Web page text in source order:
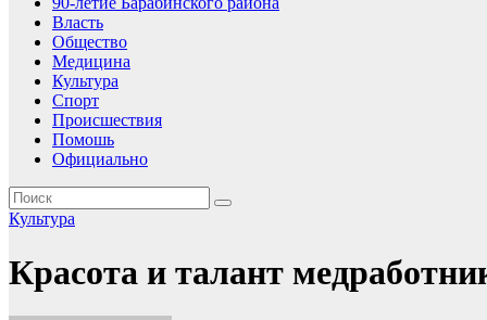
Власть
Общество
Медицина
Культура
Спорт
Происшествия
Помошь
Официально
Культура
Красота и талант